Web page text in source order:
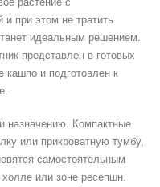
и при этом не тратить
идеальным решением.
представлен в готовых
кашпо и подготовлен к
назначению. Компактные
или прикроватную тумбу,
самостоятельным
или зоне ресепшн.